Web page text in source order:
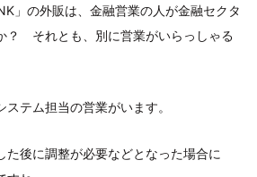
」の外販は、金融営業の人が金融セクタ
？ それとも、別に営業がいらっしゃる
ステム担当の営業がいます。
た後に調整が必要などとなった場合に